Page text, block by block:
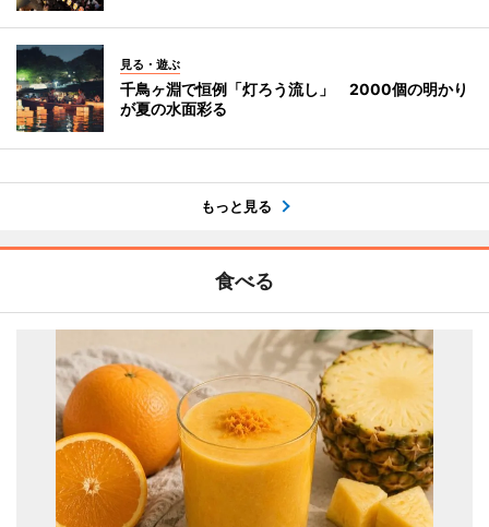
見る・遊ぶ
千鳥ヶ淵で恒例「灯ろう流し」 2000個の明かり
が夏の水面彩る
もっと見る
食べる